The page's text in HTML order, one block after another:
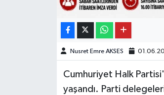
Nusret Emre AKSES
Cumhuriyet Halk
yaşandı. Parti